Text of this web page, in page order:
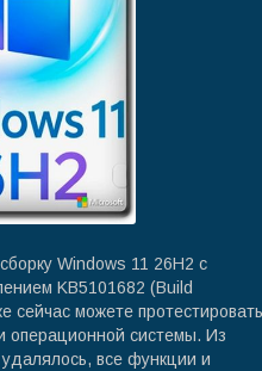
Windows 11 26H2 с
KB5101682 (Build
сейчас можете протестировать
операционной системы. Из
все функции и